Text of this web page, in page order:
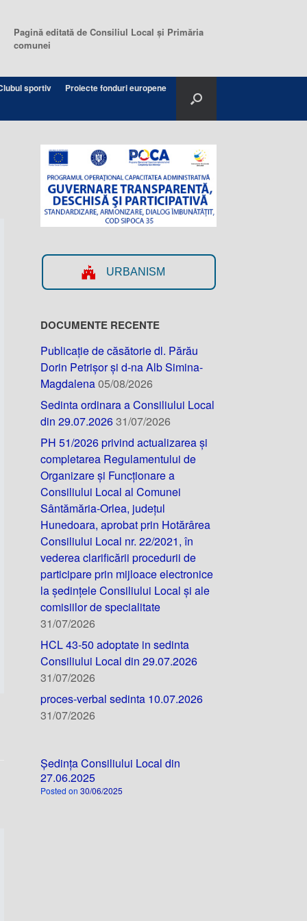
Pagină editată de Consiliul Local şi Primăria
comunei
sportiv Proiecte fonduri europene
URBANISM
DOCUMENTE RECENTE
Publicație de căsătorie dl. Părău
Dorin Petrișor și d-na Alb Simina-
Magdalena05/08/2026
Sedinta ordinara a Consiliului Local
din 29.07.202631/07/2026
PH 51/2026 privind actualizarea și
completarea Regulamentului de
Organizare și Funcționare a
Consiliului Local al Comunei
Sântămăria-Orlea, județul
Hunedoara, aprobat prin Hotărârea
Consiliului Local nr. 22/2021, în
vederea clarificării procedurii de
participare prin mijloace electronice
la ședințele Consiliului Local și ale
comisiilor de specialitate
31/07/2026
HCL 43-50 adoptate in sedinta
Consiliului Local din 29.07.2026
31/07/2026
proces-verbal sedinta 10.07.2026
31/07/2026
Ședința Consiliului Local din
27.06.2025
Posted on30/06/2025